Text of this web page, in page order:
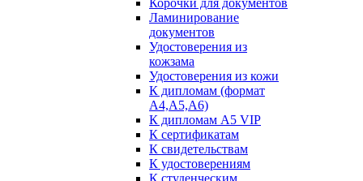
Ламинирование
документов
Удостоверения из
кожзама
Удостоверения из кожи
К дипломам (формат
А4,А5,А6)
К дипломам А5 VIP
К сертификатам
К свидетельствам
К удостоверениям
К студенческим